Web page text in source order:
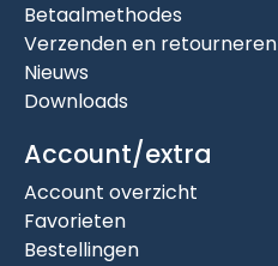
Betaalmethodes
Verzenden en retourneren
Nieuws
Downloads
Account/extra
Account overzicht
Favorieten
Bestellingen